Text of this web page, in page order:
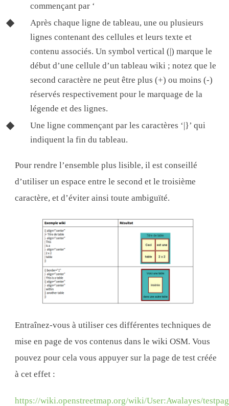
commençant par ‘
Après chaque ligne de tableau, une ou plusieurs
lignes contenant des cellules et leurs texte et
contenu associés. Un symbol vertical (|) marque le
début d’une cellule d’un tableau wiki ; notez que le
second caractère ne peut être plus (+) ou moins (-)
réservés respectivement pour le marquage de la
légende et des lignes.
Une ligne commençant par les caractères ‘|}’ qui
indiquent la fin du tableau.
Pour rendre l’ensemble plus lisible, il est conseillé
d’utiliser un espace entre le second et le troisième
caractère, et d’éviter ainsi toute ambiguïté.
Entraînez-vous à utiliser ces différentes techniques de
mise en page de vos contenus dans le wiki OSM. Vous
pouvez pour cela vous appuyer sur la page de test créée
à cet effet :
https://wiki.openstreetmap.org/wiki/User:Awalayes/